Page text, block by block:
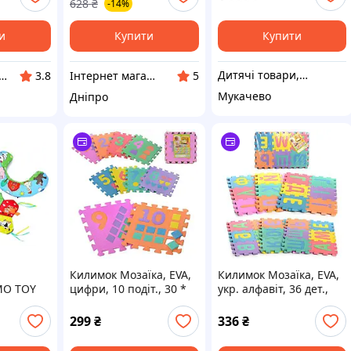
Інтернет магазин Єнот
3.8
628 ₴ -14%
Купити
Інтернет магазин "Toyjoy"
5
Дніпро
Купити
Дитячі товари, спорт, бутси
Мукачево
TOY
Килимок Мозаїка, EVA,
цифри, 10 подіт., 30 *
30*30*8см (12шт)
299₴
Килимок Мозаїка, EVA,
укр. алфавіт, 36 дет.,
16,5*16,5см, 6 частин,
пак. 45*31*5см (20шт)
336 ₴